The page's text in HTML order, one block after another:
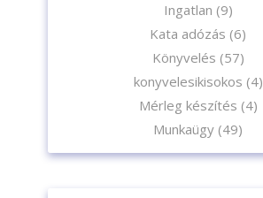
Ingatlan (9)
Kata adózás (6)
Könyvelés (57)
konyvelesikisokos (4)
Mérleg készítés (4)
Munkaügy (49)